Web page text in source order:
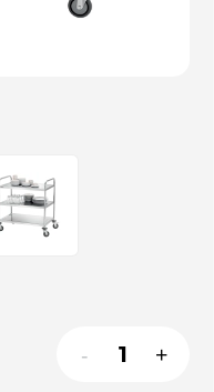
- +